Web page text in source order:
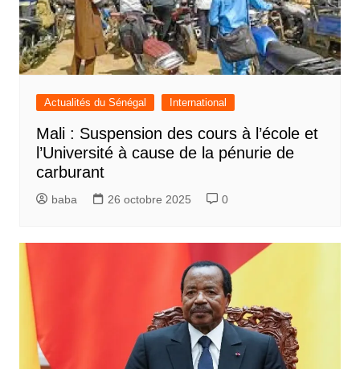
Actualités du Sénégal International
Mali : Suspension des cours à l’école et
l’Université à cause de la pénurie de
carburant
baba 26 octobre 2025 0